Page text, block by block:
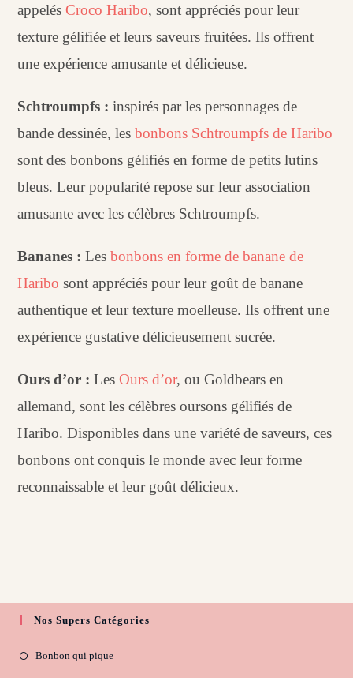
appelésCroco Haribo, sont appréciés pour leur
texture gélifiée et leurs saveurs fruitées. Ils offrent
une expérience amusante et délicieuse.
Schtroumpfs : inspirés par les personnages de
bande dessinée, lesbonbons Schtroumpfs de Haribo
sont des bonbons gélifiés en forme de petits lutins
bleus. Leur popularité repose sur leur association
amusante avec les célèbres Schtroumpfs.
Bananes : Lesbonbons en forme de banane de
Haribo sont appréciés pour leur goût de banane
authentique et leur texture moelleuse. Ils offrent une
expérience gustative délicieusement sucrée.
Ours d’or : LesOurs d’or, ou Goldbears en
allemand, sont les célèbres oursons gélifiés de
Haribo. Disponibles dans une variété de saveurs, ces
bonbons ont conquis le monde avec leur forme
reconnaissable et leur goût délicieux.
Nos Supers Catégories
Bonbon qui pique